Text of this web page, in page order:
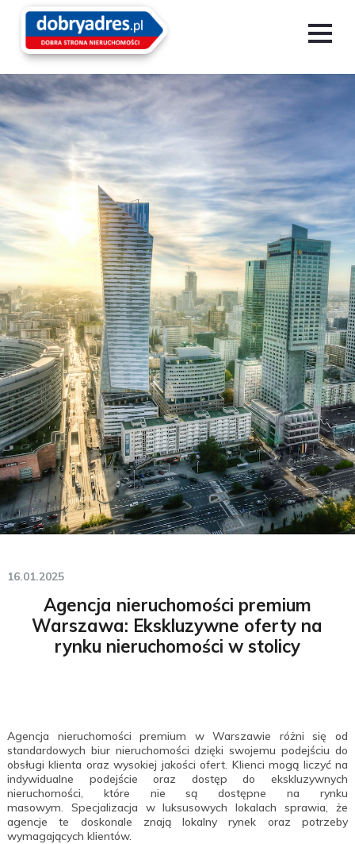
16.01.2025
Agencja nieruchomości premium
Warszawa: Ekskluzywne oferty na
rynku nieruchomości w stolicy
Agencja nieruchomości premium w Warszawie różni się od
standardowych biur nieruchomości dzięki swojemu podejściu do
obsługi klienta oraz wysokiej jakości ofert. Klienci mogą liczyć na
indywidualne podejście oraz dostęp do ekskluzywnych
nieruchomości, które nie są dostępne na rynku
masowym. Specjalizacja w luksusowych lokalach sprawia, że
agencje te doskonale znają lokalny rynek oraz potrzeby
wymagających klientów.